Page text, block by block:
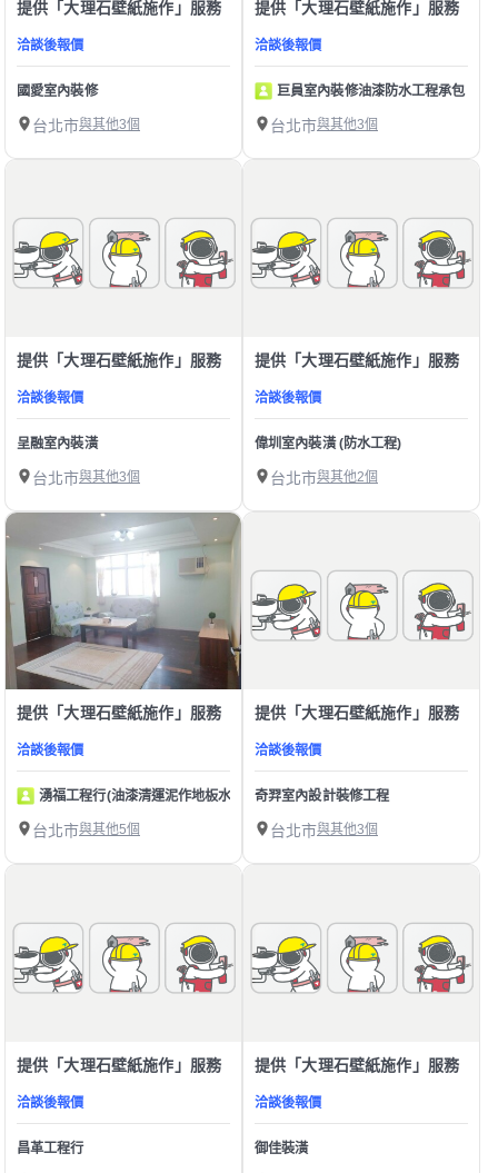
提供「大理石壁紙施作」服務
洽談後報價
國愛室內裝修
台北市與其他3個
提供「大理石壁紙施作」服務
洽談後報價
巨員室內裝修油漆防水工程承包
台北市與其他3個
提供「大理石壁紙施作」服務
洽談後報價
呈融室內裝潢
台北市與其他3個
提供「大理石壁紙施作」服務
洽談後報價
偉圳室內裝潢 (防水工程)
台北市與其他2個
提供「大理石壁紙施作」服務
洽談後報價
湧福工程行(油漆清運泥作地板水電壁紙)
台北市與其他5個
提供「大理石壁紙施作」服務
洽談後報價
奇羿室內設計裝修工程
台北市與其他3個
提供「大理石壁紙施作」服務
洽談後報價
昌革工程行
提供「大理石壁紙施作」服務
洽談後報價
御佳裝潢